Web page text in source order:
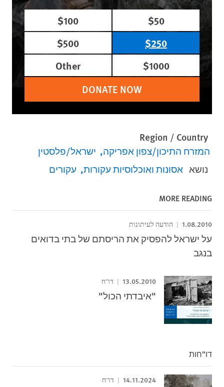
$50
$100
$250
$500
$1000
Other
DONATE NOW
Region / Country
המזרח התיכון/צפון אפריקה ישראל/פלסטין
נושא אסונות ואוכלוסיות עקורות עקורים
MORE READING
1.08.2010 הודעה לעיתונות
על ישראל להפסיק את הריסתם של בתי בדואים
בנגב
13.05.2010 דו"ח
"איבדתי הכול"
דו"חות
14.11.2024 דו"ח